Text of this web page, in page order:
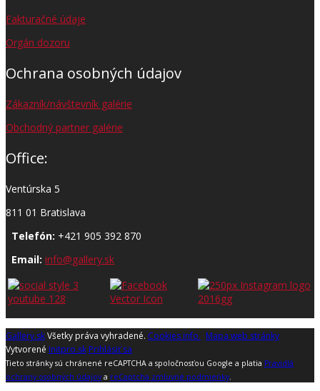
Fakturačné údaje
Orgán dozoru
Ochrana osobných údajov
Zákazník/návštevník galérie
Obchodný partner galérie
Office:
Ventúrska 5
811 01 Bratislava
Telefón: +421 905 392 870
Email: info@gallery.sk
Gallery.skVšetky práva vyhradené. Cookies info. Mapa web stránky
Vytvorené Initpro.sk Prihlásiť sa
Tieto stránky sú chránené reCAPTCHA a spoločnosťou Google a platia Pravidlá
ochrany osobných údajova reCaptcha zmluvné podmienky.